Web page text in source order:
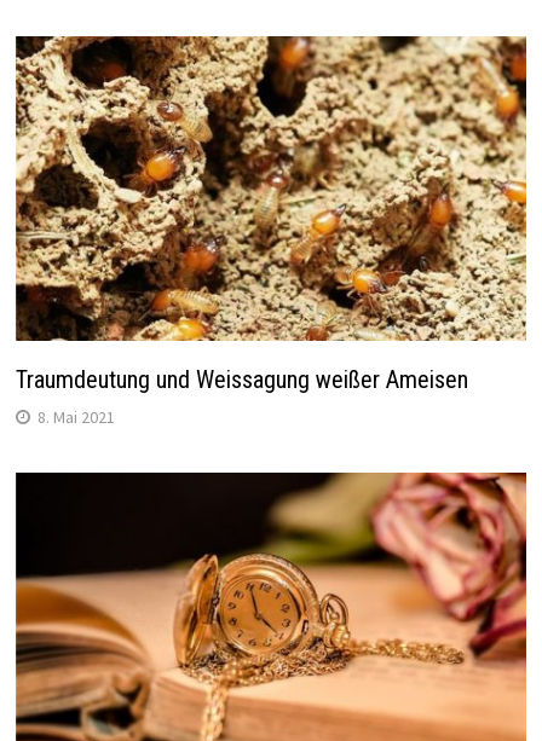
Traumdeutung und Weissagung weißer Ameisen
8. Mai 2021